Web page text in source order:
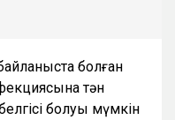
болған
тән
болуы мүмкін